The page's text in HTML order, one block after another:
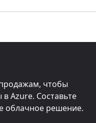
чтобы
Azure. Составьте
облачное решение.